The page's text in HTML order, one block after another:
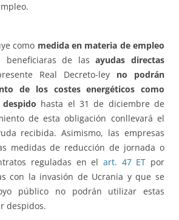
como medida en materia de empleo
beneficiaras de lasayudas directas
Real Decreto-ley no podrán
de los costes energéticos como
hasta el 31 de diciembre de
de esta obligación conllevará el
recibida. Asimismo, las empresas
medidas de reducción de jornada o
reguladas en el art. 47 ET por
con la invasión de Ucrania y que se
público no podrán utilizar estas
despidos.